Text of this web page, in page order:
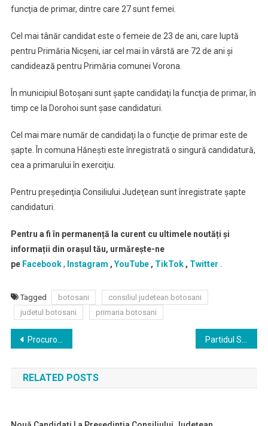
funcţia de primar, dintre care 27 sunt femei.
Cel mai tânăr candidat este o femeie de 23 de ani, care luptă
pentru Primăria Nicşeni, iar cel mai în vârstă are 72 de ani şi
candidează pentru Primăria comunei Vorona.
În municipiul Botoşani sunt şapte candidaţi la funcţia de primar, în
timp ce la Dorohoi sunt şase candidaturi.
Cel mai mare număr de candidaţi la o funcţie de primar este de
şapte. În comuna Hăneşti este înregistrată o singură candidatură,
cea a primarului în exerciţiu.
Pentru preşedinţia Consiliului Judeţean sunt înregistrate şapte
candidaturi.
Pentru a fi în permanență la curent cu ultimele noutăți și
informații din orașul tău, urmărește-ne
pe Facebook, Instagram , YouTube, TikTok, Twitter .
Tagged botosani
consiliul judetean botosani
judetul botosani
primaria botosani
Navigare
în
articole
Procurorii din cadrul Direcției Naționale Anticorupție – Serviciul teritorial Suceava au dispus punerea în mișcare a acțiunii penale și luarea unor măsuri preventive fata de angajati ai Spitalului Județean de Urgență “Mavromati” Botoșani Partidul Social Democrat a obţinut cele mai multe mandate de primar la alegerile locale de duminică
RELATED POSTS